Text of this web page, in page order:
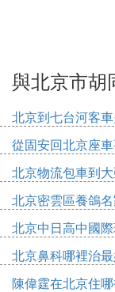
「唐」是古代
有多種含義，
史沖淡。及至近
建築學有什麼
意思的漢字「
大路、小巷無
學的聯系畢竟比
音，這樣「弄
其實，稱「弄堂
這樣稱呼。但
卻主要是因為
與北京市胡
北京到七台河客
從固安回北京座
北京物流包車到
錢
北京密雲區養鴿
人
北京中日高中國
北京鼻科哪裡治
陳偉霆在北京住